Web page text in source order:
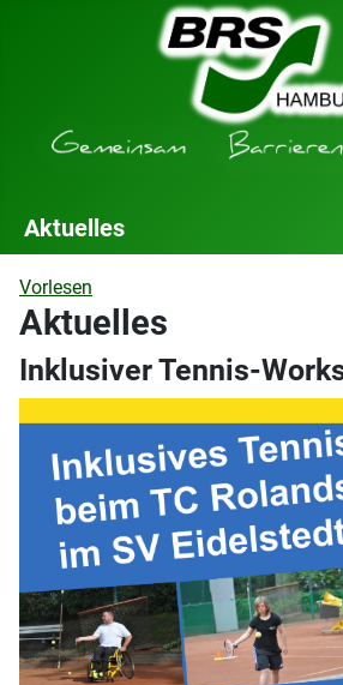
Aktuelles
Vorlesen
Aktuelles
Inklusiver Tennis-